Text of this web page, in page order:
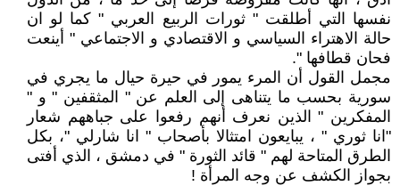
نفسها التي أطلقت " ثورات الربيع العربي " كما لو ان
حالة الاهتراء السياسي و الاقتصادي و الاجتماعي " أينعت
فحان قطافها ".
مجمل القول أن المرء يمور في حيرة حيال ما يجري في
سورية بحسب ما يتناهى إلى العلم عن " المثقفين " و "
المفكرين " الذين نعرف أنهم رفعوا على جباههم شعار
"انا ثوري " ، يبايعون امتثالا بأصحاب " انا شارلي "، بكل
الطرق المتاحة لهم " قائد الثورة " في دمشق ، الذي أفتى
بجواز الكشف عن وجه المرأة !